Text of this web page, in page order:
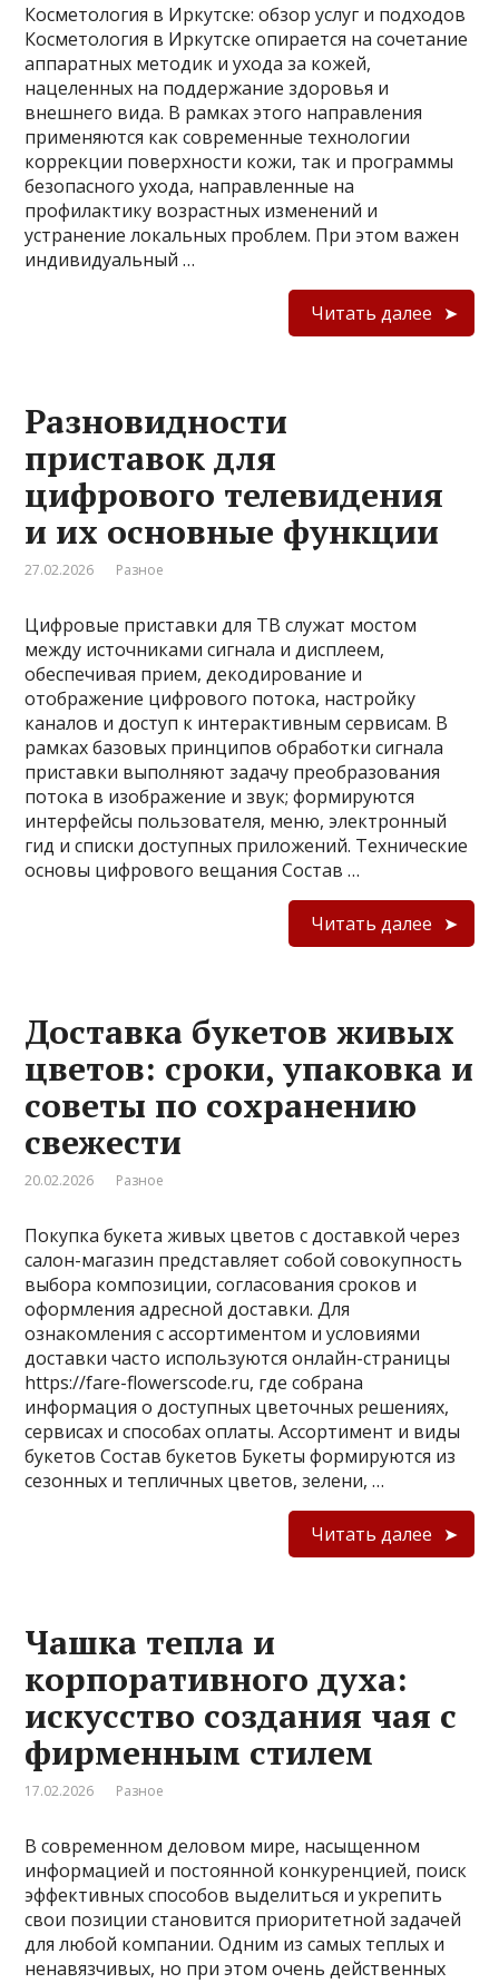
Косметология в Иркутске: обзор услуг и подходов
Косметология в Иркутске опирается на сочетание
аппаратных методик и ухода за кожей,
нацеленных на поддержание здоровья и
внешнего вида. В рамках этого направления
применяются как современные технологии
коррекции поверхности кожи, так и программы
безопасного ухода, направленные на
профилактику возрастных изменений и
устранение локальных проблем. При этом важен
индивидуальный …
Читать далее
Разновидности
приставок для
цифрового телевидения
и их основные функции
27.02.2026 Разное
Цифровые приставки для ТВ служат мостом
между источниками сигнала и дисплеем,
обеспечивая прием, декодирование и
отображение цифрового потока, настройку
каналов и доступ к интерактивным сервисам. В
рамках базовых принципов обработки сигнала
приставки выполняют задачу преобразования
потока в изображение и звук; формируются
интерфейсы пользователя, меню, электронный
гид и списки доступных приложений. Технические
основы цифрового вещания Состав …
Читать далее
Доставка букетов живых
цветов: сроки, упаковка и
советы по сохранению
свежести
20.02.2026 Разное
Покупка букета живых цветов с доставкой через
салон-магазин представляет собой совокупность
выбора композиции, согласования сроков и
оформления адресной доставки. Для
ознакомления с ассортиментом и условиями
доставки часто используются онлайн-страницы
https://fare-flowerscode.ru, где собрана
информация о доступных цветочных решениях,
сервисах и способах оплаты. Ассортимент и виды
букетов Состав букетов Букеты формируются из
сезонных и тепличных цветов, зелени, …
Читать далее
Чашка тепла и
корпоративного духа:
искусство создания чая с
фирменным стилем
17.02.2026 Разное
В современном деловом мире, насыщенном
информацией и постоянной конкуренцией, поиск
эффективных способов выделиться и укрепить
свои позиции становится приоритетной задачей
для любой компании. Одним из самых теплых и
ненавязчивых, но при этом очень действенных